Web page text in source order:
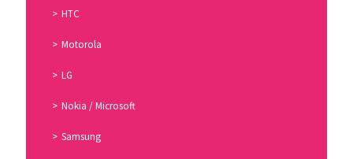
HTC
Motorola
LG
Nokia / Microsoft
Samsung